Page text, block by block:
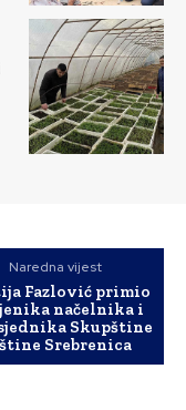
Naredna vijest
Fazlović primio
načelnika i
Skupštine
Srebrenica